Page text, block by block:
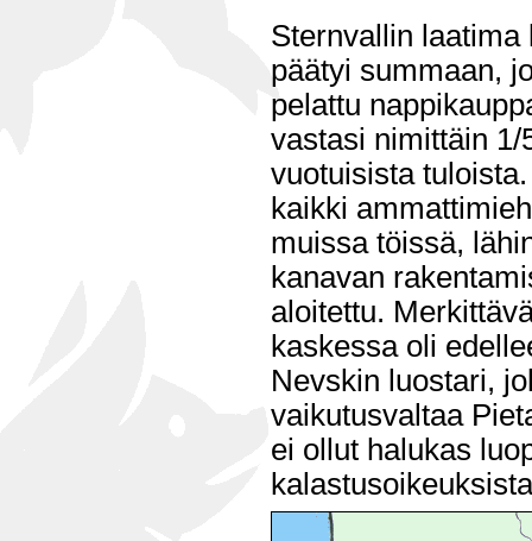
Sternvallin laatima
päätyi summaan,
pelattu
vastasi nimittäin 1/
vuotuisista
kaikki
muissa töissä,
kanavan
aloitettu.
kaskessa oli
Nevskin luostari,
vaikutusvaltaa
ei ollut halukas